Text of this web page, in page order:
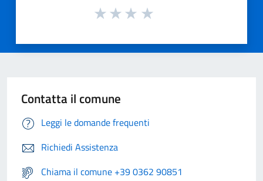
Contatta il comune
Leggi le domande frequenti
Richiedi Assistenza
Chiama il comune +39 0362 90851